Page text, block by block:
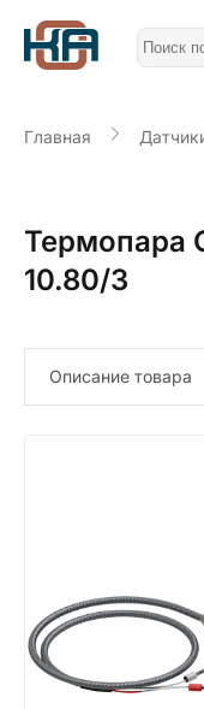
Главная
Термопара
10.80/3
Описание товара